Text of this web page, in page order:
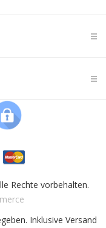
Rechte vorbehalten.
Inklusive Versand